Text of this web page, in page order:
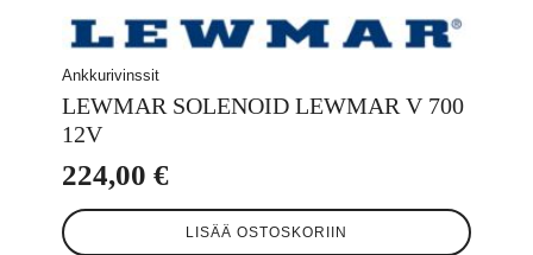
2999,99 €.
2500,00 €.
Ankkurivinssit
LEWMAR SOLENOID LEWMAR V 700
12V
224,00 €
LISÄÄ OSTOSKORIIN